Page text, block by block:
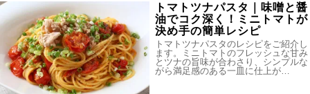
トマトツナパスタ｜味噌と醤
油でコク深く！ミニトマトが
決め手の簡単レシピ
トマトツナパスタのレシピをご紹介し
ます。ミニトマトのフレッシュな甘み
とツナの旨味が合わさり、シンプルな
がら満足感のある一皿に仕上が…